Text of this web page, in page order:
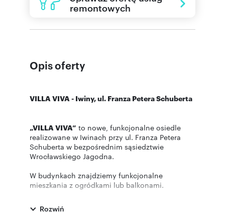
remontowych
Opis oferty
VILLA VIVA - Iwiny, ul. Franza Petera Schuberta
„VILLA VIVA” to nowe, funkcjonalne osiedle
realizowane w Iwinach przy ul. Franza Petera
Schuberta w bezpośrednim sąsiedztwie
Wrocławskiego Jagodna.
W budynkach znajdziemy funkcjonalne
mieszkania z ogródkami lub balkonami.
Rozwiń